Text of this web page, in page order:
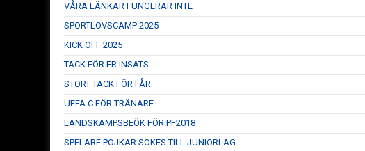
VÅRA LÄNKAR FUNGERAR INTE
SPORTLOVSCAMP 2025
KICK OFF 2025
TACK FÖR ER INSATS
STORT TACK FÖR I ÅR
UEFA C FÖR TRÄNARE
LANDSKAMPSBEÖK FÖR PF2018
SPELARE POJKAR SÖKES TILL JUNIORLAG